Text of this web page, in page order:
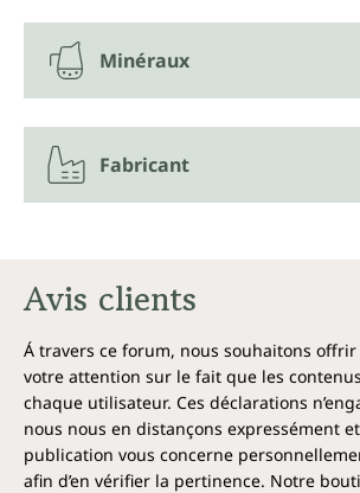
Minéraux
Fabricant
Avis clients
Á travers ce forum, nous souhaitons
votre attention sur le fait que les
chaque utilisateur. Ces déclarations
nous nous en distançons expressément
publication vous concerne
afin d’en vérifier la pertinence. Notre